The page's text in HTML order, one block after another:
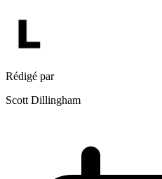
Rédigé par
Scott Dillingham